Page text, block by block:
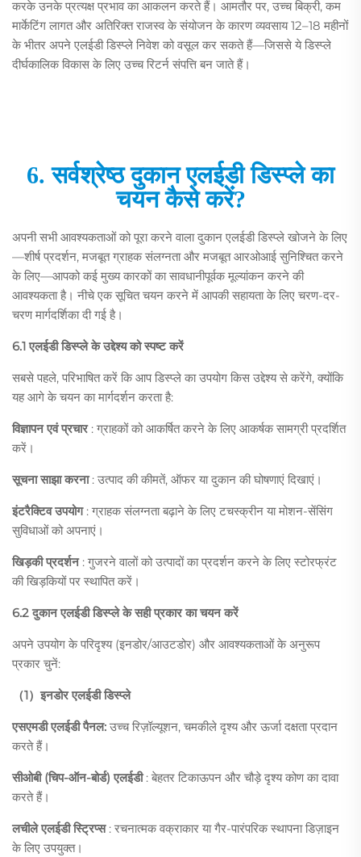
करके उनके प्रत्यक्ष प्रभाव का आकलन करते हैं। आमतौर पर, उच्च बिक्री, कम
मार्केटिंग लागत और अतिरिक्त राजस्व के संयोजन के कारण व्यवसाय 12–18 महीनों
के भीतर अपने एलईडी डिस्प्ले निवेश को वसूल कर सकते हैं—जिससे ये डिस्प्ले
दीर्घकालिक विकास के लिए उच्च रिटर्न संपत्ति बन जाते हैं।
6. सर्वश्रेष्ठ दुकान एलईडी डिस्प्ले का
चयन कैसे करें?
अपनी सभी आवश्यकताओं को पूरा करने वाला दुकान एलईडी डिस्प्ले खोजने के लिए
—शीर्ष प्रदर्शन, मजबूत ग्राहक संलग्नता और मजबूत आरओआई सुनिश्चित करने
के लिए—आपको कई मुख्य कारकों का सावधानीपूर्वक मूल्यांकन करने की
आवश्यकता है। नीचे एक सूचित चयन करने में आपकी सहायता के लिए चरण-दर-
चरण मार्गदर्शिका दी गई है।
6.1 एलईडी डिस्प्ले के उद्देश्य को स्पष्ट करें
सबसे पहले, परिभाषित करें कि आप डिस्प्ले का उपयोग किस उद्देश्य से करेंगे, क्योंकि
यह आगे के चयन का मार्गदर्शन करता है:
विज्ञापन एवं प्रचार : ग्राहकों को आकर्षित करने के लिए आकर्षक सामग्री प्रदर्शित
करें।
सूचना साझा करना: उत्पाद की कीमतें, ऑफर या दुकान की घोषणाएं दिखाएं।
इंटरैक्टिव उपयोग : ग्राहक संलग्नता बढ़ाने के लिए टचस्क्रीन या मोशन-सेंसिंग
सुविधाओं को अपनाएं।
खिड़की प्रदर्शन : गुजरने वालों को उत्पादों का प्रदर्शन करने के लिए स्टोरफ्रंट
की खिड़कियों पर स्थापित करें।
6.2 दुकान एलईडी डिस्प्ले के सही प्रकार का चयन करें
अपने उपयोग के परिदृश्य (इनडोर/आउटडोर) और आवश्यकताओं के अनुरूप
प्रकार चुनें:
（1）इनडोर एलईडी डिस्प्ले
एसएमडी एलईडी पैनल: उच्च रिज़ॉल्यूशन, चमकीले दृश्य और ऊर्जा दक्षता प्रदान
करते हैं।
सीओबी (चिप-ऑन-बोर्ड) एलईडी: बेहतर टिकाऊपन और चौड़े दृश्य कोण का दावा
करते हैं।
लचीले एलईडी स्ट्रिप्स : रचनात्मक वक्राकार या गैर-पारंपरिक स्थापना डिज़ाइन
के लिए उपयुक्त।